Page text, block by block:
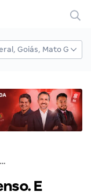
Concurso da DPU suspenso. E agora? Confira todos os detalhes e saiba porque você não deve parar de estudar!
E